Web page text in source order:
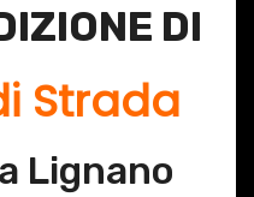
DI
Strada
Lignano